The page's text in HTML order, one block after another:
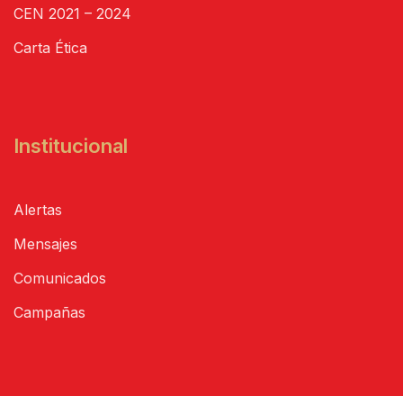
CEN 2021 – 2024
Carta Ética
Institucional
Alertas
Mensajes
Comunicados
Campañas